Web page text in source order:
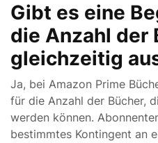
Gibt es eine
die Anzahl der
gleichzeitig
Ja, bei Amazon Prime
für die Anzahl der Bücher,
werden können.
bestimmtes Kontingent an